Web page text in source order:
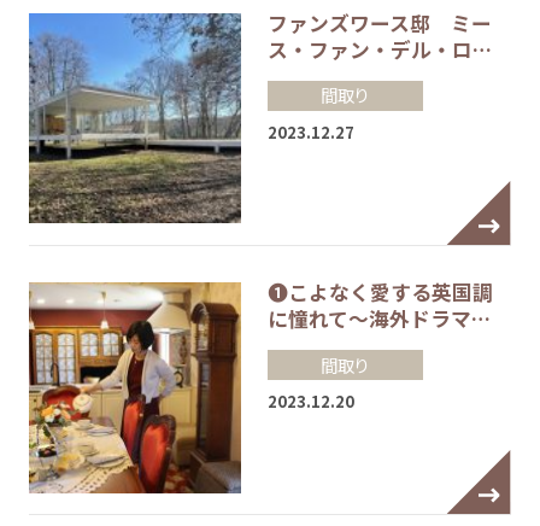
ファンズワース邸 ミー
ス・ファン・デル・ロ…
間取り
2023.12.27
❶こよなく愛する英国調
に憧れて～海外ドラマ…
間取り
2023.12.20